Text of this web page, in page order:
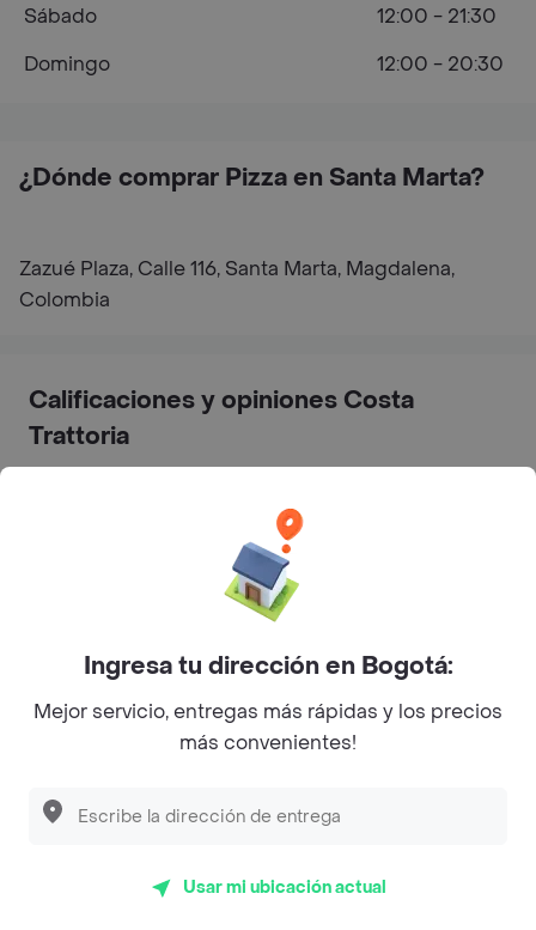
¿Dónde comprar Pizza en Santa Marta?
Zazué Plaza, Calle 116, Santa Marta, Magdalena,
Colombia
Sábado
12:00 - 21:30
Domingo
12:00 - 20:30
Calificaciones y opiniones Costa
Trattoria
2
1
Pésima calidad 37%
Calidad de la comida
Justo lo que pedí
Ingresa tu dirección en Bogotá:
Mejor servicio, entregas más rápidas y los precios
más convenientes!
Usar mi ubicación actual